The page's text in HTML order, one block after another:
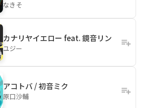
なきそ
カナリヤイエロー feat. 鏡音リン
ユジー
アコトバ / 初音ミク
原口沙輔